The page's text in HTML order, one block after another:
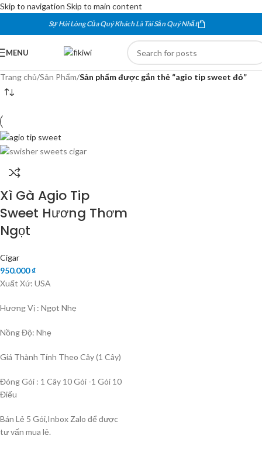
Skip to navigation Skip to main content
Sự Hài Lòng Của Quý Khách Là Tài Sản Quý Nhất
MENU
Trang chủ/Sản Phẩm/Sản phẩm được gắn thẻ “agio tip sweet đỏ”
Xì Gà Agio Tip
Sweet Hương Thơm
Ngọt
Cigar
950.000₫
Xuất Xứ: USA
Hương Vị : Ngọt Nhẹ
Nồng Độ: Nhẹ
Giá Thành Tính Theo Cây (1 Cây)
Đóng Gói : 1 Cây 10 Gói -1 Gói 10
Điếu
Bán Lẻ 5 Gói,Inbox Zalo để được
tư vấn mua lẻ.